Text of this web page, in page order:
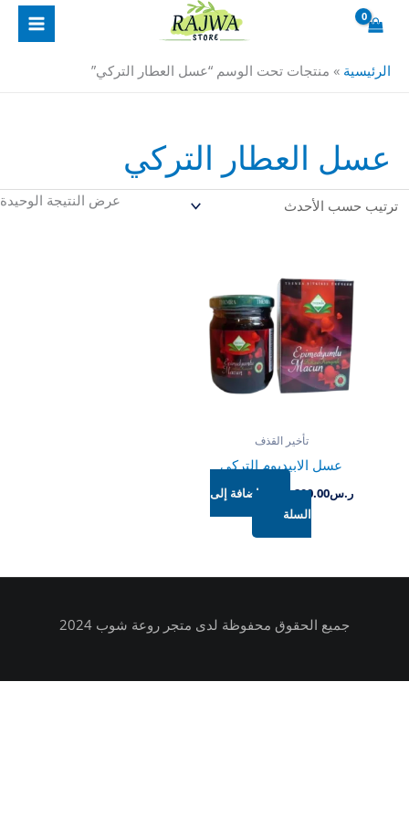
الرئيسية » منتجات تحت الوسم “عسل العطار التركي”
عسل العطار التركي
عرض النتيجة الوحيدة
تأخير القذف
عسل الابيديوم التركي
ر.س200.00
إضافة إلى
السلة
جميع الحقوق محفوظة لدى متجر روعة شوب 2024